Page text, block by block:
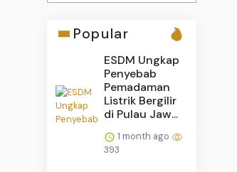
Popular
ESDM Ungkap
Penyebab
Pemadaman
Listrik Bergilir
di Pulau Jaw...
1 month ago
393